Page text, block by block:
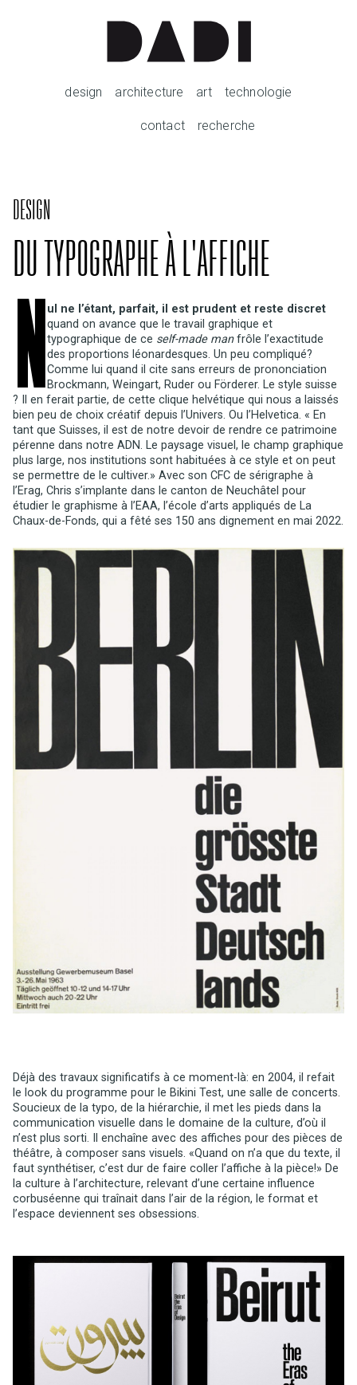
design architecture art technologie
contact recherche
DESIGN
DU TYPOGRAPHE À L'AFFICHE
N
ul ne l’étant, parfait, il est prudent et reste discret
quand on avance que le travail graphique et
typographique de ce self-made manfrôle l’exactitude
des proportions léonardesques. Un peu compliqué?
Comme lui quand il cite sans erreurs de prononciation
Brockmann, Weingart, Ruder ou Förderer. Le style suisse
? Il en ferait partie, de cette clique helvétique qui nous a laissés
bien peu de choix créatif depuis l’Univers. Ou l’Helvetica. « En
tant que Suisses, il est de notre devoir de rendre ce patrimoine
pérenne dans notre ADN. Le paysage visuel, le champ graphique
plus large, nos institutions sont habituées à ce style et on peut
se permettre de le cultiver.» Avec son CFC de sérigraphe à
l’Erag, Chris s’implante dans le canton de Neuchâtel pour
étudier le graphisme à l’EAA, l’école d’arts appliqués de La
Chaux-de-Fonds, qui a fêté ses 150 ans dignement en mai 2022.
Déjà des travaux significatifs à ce moment-là: en 2004, il refait
le look du programme pour le Bikini Test, une salle de concerts.
Soucieux de la typo, de la hiérarchie, il met les pieds dans la
communication visuelle dans le domaine de la culture, d’où il
n’est plus sorti. Il enchaîne avec des affiches pour des pièces de
théâtre, à composer sans visuels. «Quand on n’a que du texte, il
faut synthétiser, c’est dur de faire coller l’affiche à la pièce!» De
la culture à l’architecture, relevant d’une certaine influence
corbuséenne qui traînait dans l’air de la région, le format et
l’espace deviennent ses obsessions.